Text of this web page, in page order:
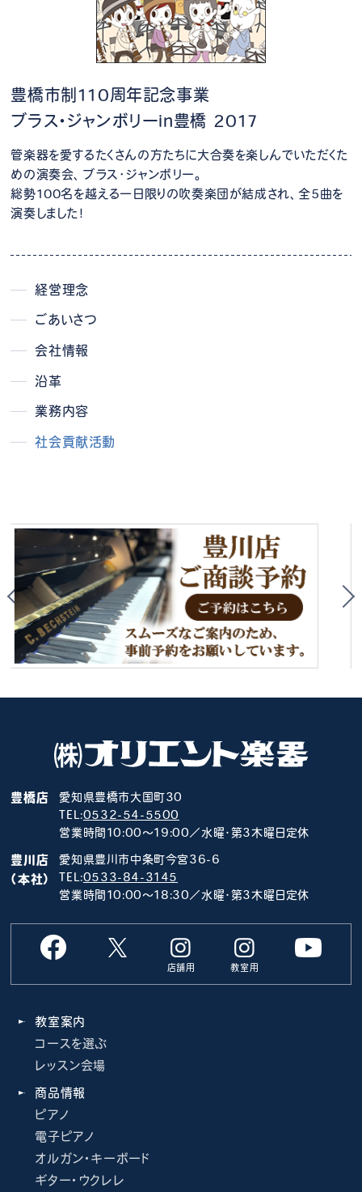
経営理念
ごあいさつ
会社情報
沿革
業務内容
社会貢献活動
豊橋市制110周年記念事業
ブラス・ジャンボリーin豊橋 2017
管楽器を愛するたくさんの方たちに大合奏を楽しんでいただくた
めの演奏会、ブラス･ジャンボリー。
総勢100名を越える一日限りの吹奏楽団が結成され、全5曲を
演奏しました！
豊橋店
愛知県豊橋市大国町30
TEL:0532-54-5500
営業時間10:00～19:00／水曜･第3木曜日定休
豊川店
（本社）
愛知県豊川市中条町今宮36-6
TEL:0533-84-3145
営業時間10:00～18:30／水曜･第3木曜日定休
店舗用 教室用
教室案内
コースを選ぶ
レッスン会場
商品情報
ピアノ
電子ピアノ
オルガン・キーボード
ギター・ウクレレ